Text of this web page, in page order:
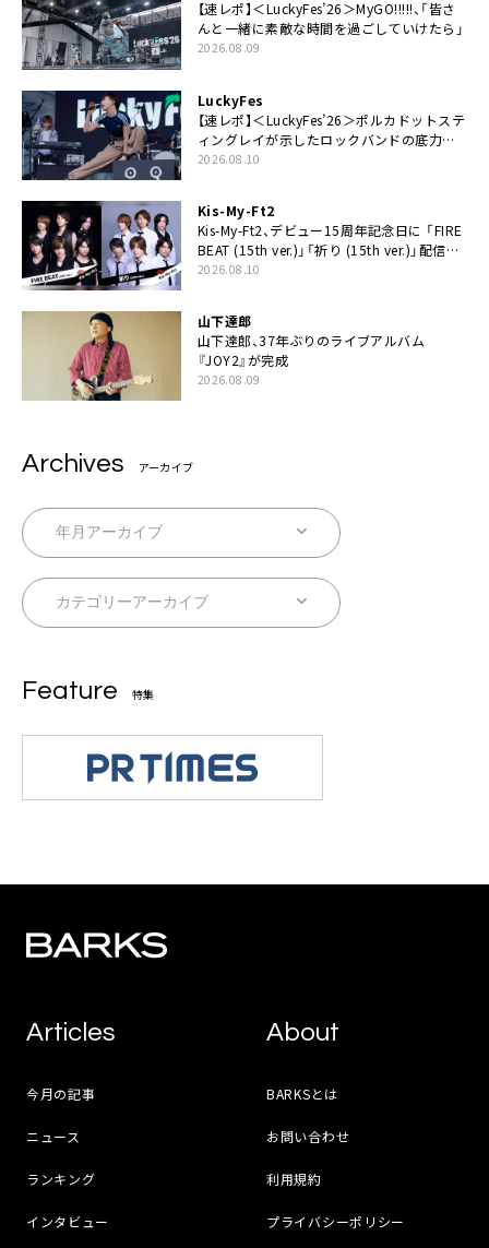
【速レポ】＜LuckyFes’26＞MyGO!!!!!、「皆さ
んと一緒に素敵な時間を過ごしていけたら」
2026.08.09
LuckyFes
【速レポ】＜LuckyFes’26＞ポルカドットステ
ィングレイが示したロックバンドの底力
「LuckyFesのマスコットキャラクターである
2026.08.10
Kis-My-Ft2
Kis-My-Ft2、デビュー15周年記念日に 「FIRE
BEAT (15th ver.)」「祈り (15th ver.)」配信ス
タート
2026.08.10
山下達郎
山下達郎、37年ぶりのライブアルバム
『JOY2』が完成
2026.08.09
Archives アーカイブ
Feature 特集
Articles
今月の記事
ニュース
ランキング
インタビュー
About
BARKSとは
お問い合わせ
利用規約
プライバシーポリシー